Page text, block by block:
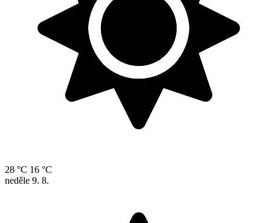
28 °C 16 °C
neděle 9. 8.